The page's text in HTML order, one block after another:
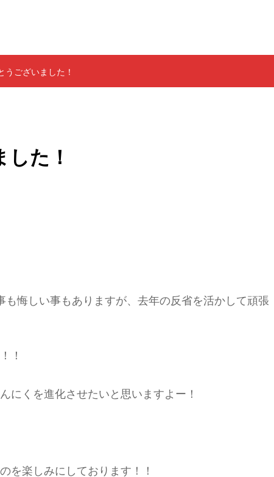
うございました！
た！
悔しい事もありますが、去年の反省を活かして頑張
！
にくを進化させたいと思いますよー！
を楽しみにしております！！